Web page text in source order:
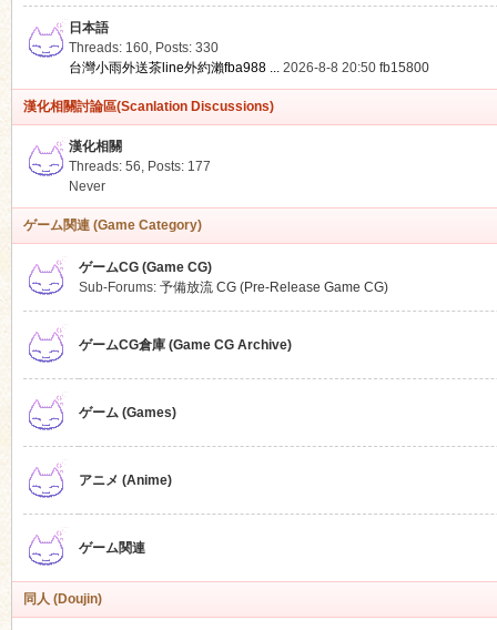
日本語
Threads: 160, Posts: 330
台灣小雨外送茶line外約瀨fba988 ... 2026-8-8 20:50 fb15800
漢化相關討論區(Scanlation Discussions)
漢化相關
Threads: 56, Posts: 177
Never
ゲーム関連 (Game Category)
ゲームCG (Game CG)
Sub-Forums: 予備放流 CG (Pre-Release Game CG)
ゲームCG倉庫 (Game CG Archive)
ゲーム (Games)
アニメ (Anime)
ゲーム関連
同人 (Doujin)